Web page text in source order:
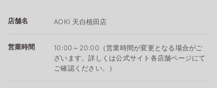
店舗名 AOKI 天白植田店
営業時間
10:00～20:00（営業時間が変更となる場合がご
ざいます。詳しくは公式サイト各店舗ページにて
ご確認ください。）